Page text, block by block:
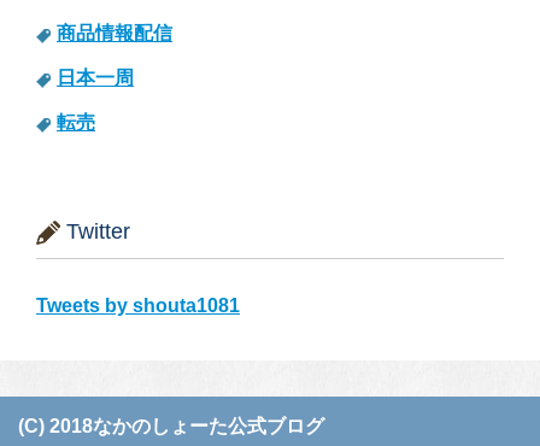
商品情報配信
日本一周
転売
Twitter
Tweets by shouta1081
(C) 2018なかのしょーた公式ブログ